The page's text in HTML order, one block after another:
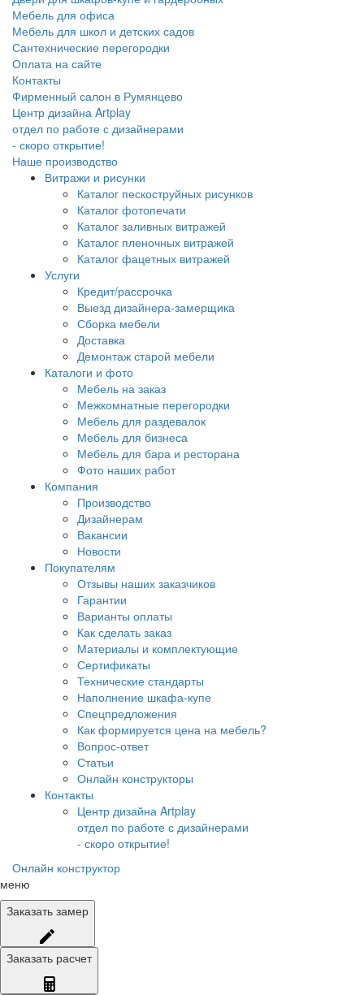
Мебель для офиса
Мебель для школ и детских садов
Сантехнические перегородки
Оплата на сайте
Контакты
Фирменный салон в Румянцево
Центр дизайна Artplay
отдел по работе с дизайнерами
- скоро открытие!
Наше производство
Витражи и рисунки
Каталог пескоструйных рисунков
Каталог фотопечати
Каталог заливных витражей
Каталог пленочных витражей
Каталог фацетных витражей
Услуги
Кредит/рассрочка
Выезд дизайнера-замерщика
Сборка мебели
Доставка
Демонтаж старой мебели
Каталоги и фото
Мебель на заказ
Межкомнатные перегородки
Мебель для раздевалок
Мебель для бизнеса
Мебель для бара и ресторана
Фото наших работ
Компания
Производство
Дизайнерам
Вакансии
Новости
Покупателям
Отзывы наших заказчиков
Гарантии
Варианты оплаты
Как сделать заказ
Материалы и комплектующие
Сертификаты
Технические стандарты
Наполнение шкафа-купе
Спецпредложения
Как формируется цена на мебель?
Вопрос-ответ
Статьи
Онлайн конструкторы
Контакты
Центр дизайна Artplay
отдел по работе с дизайнерами
- скоро открытие!
Онлайн конструктор
меню
Заказать замер
Заказать расчет